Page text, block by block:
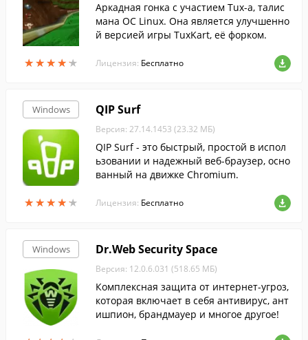
★★★★★
★★★★★
Аркадная гонка с участием Tux-а, талис
мана ОС Linux. Она является улучшенно
й версией игры TuxKart, её форком.
Лицензия: Бесплатно
Windows
★★★★★
★★★★★
QIP Surf
Версия: 27.14.1453 (23.32 МБ)
QIP Surf - это быстрый, простой в испол
ьзовании и надежный веб-браузер, осно
ванный на движке Chromium.
Лицензия: Бесплатно
Windows Dr.Web Security Space
Версия: 12.0.6.031 (518.65 МБ)
Комплексная защита от интернет-угроз,
которая включает в себя антивирус, ант
ишпион, брандмауер и многое другое!